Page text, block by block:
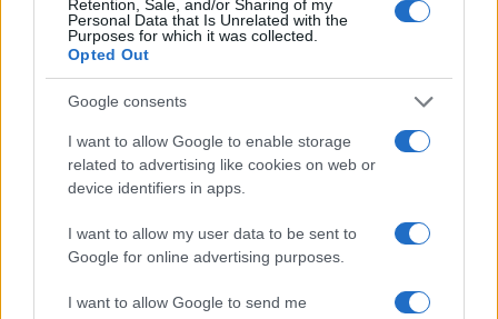
Retention, Sale, and/or Sharing of my
Personal Data that Is Unrelated with the
Purposes for which it was collected.
Opted Out
Google consents
I want to allow Google to enable storage
related to advertising like cookies on web or
device identifiers in apps.
I want to allow my user data to be sent to
Google for online advertising purposes.
I want to allow Google to send me
Σχόλια
πνίγηκε ο 4χρονος –
Απολογείται ο ιδιοκτήτης
που είχε δηλωθεί ως
ναυαγοσώστης
συναγερμό η χώρα
φωτιές, ενισχύονται